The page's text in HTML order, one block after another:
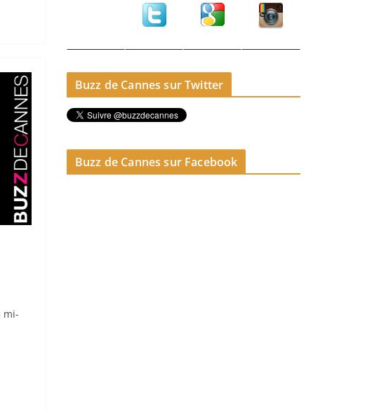
mi-
Buzz de Cannes sur Twitter
Buzz de Cannes sur Facebook